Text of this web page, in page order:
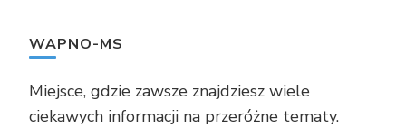
WAPNO-MS
Miejsce, gdzie zawsze znajdziesz wiele
ciekawych informacji na przeróżne tematy.